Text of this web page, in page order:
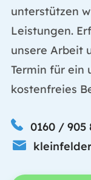
unterstützen
Leistungen.
unsere Arbeit
Termin für ein
kostenfreies
0160 / 905